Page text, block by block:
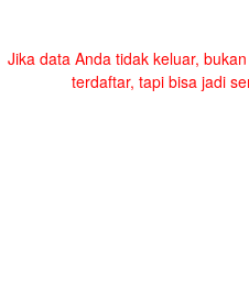
Jika data Anda tidak keluar,
terdaftar, tapi bisa jadi